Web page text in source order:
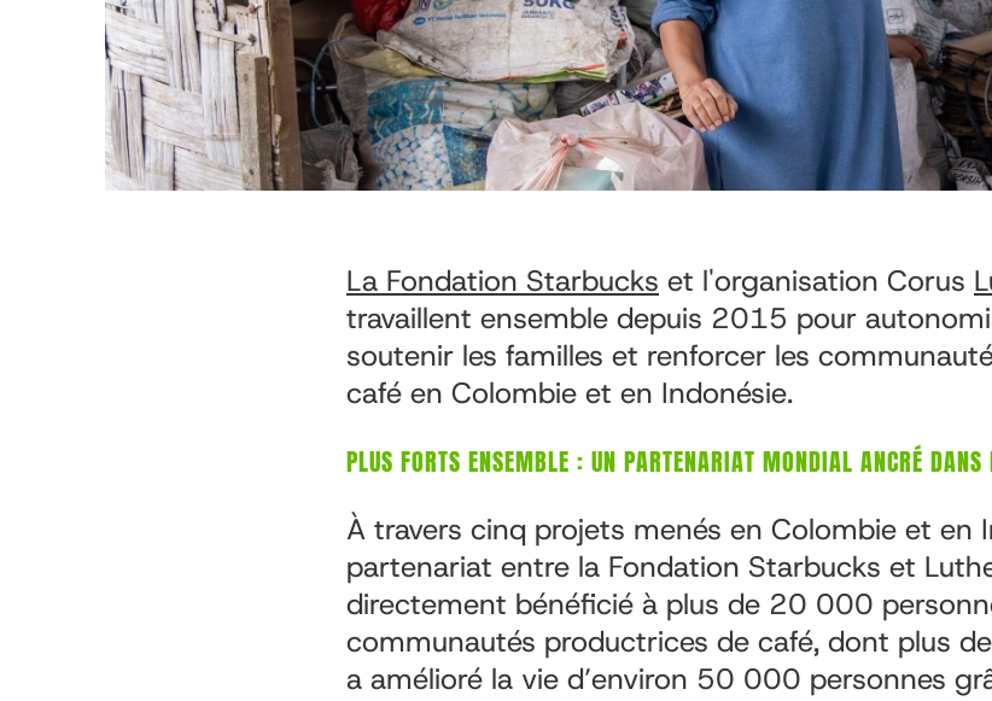
La Fondation Starbucks et l'organisation Corus
travaillent ensemble depuis 2015 pour
soutenir les familles et renforcer les
café en Colombie et en Indonésie.
PLUS FORTS ENSEMBLE : UN PARTENARIAT MONDIAL ANCRÉ
À travers cinq projets menés en Colombie et en
partenariat entre la Fondation Starbucks et
directement bénéficié à plus de 20 000
communautés productrices de café, dont plus
a amélioré la vie d’environ 50 000 personnes